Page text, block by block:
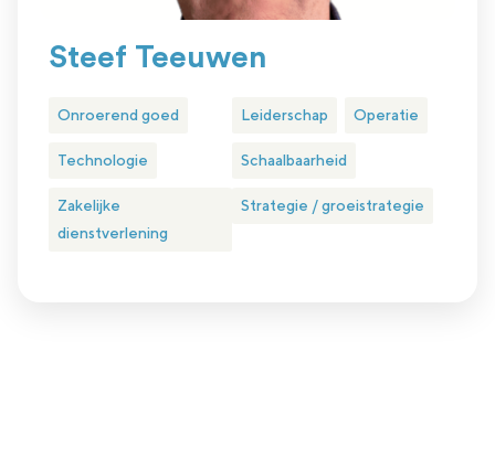
Steef Teeuwen
Onroerend goed
Technologie
Zakelijke
dienstverlening
Leiderschap Operatie
Schaalbaarheid
Strategie / groeistrategie